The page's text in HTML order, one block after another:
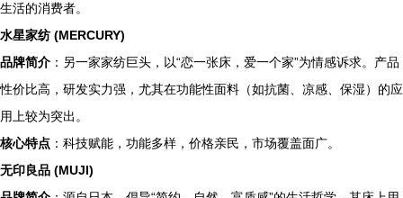
生活的消费者。
水星家纺 (MERCURY)
品牌简介 ：另一家家纺巨头，以“恋一张床，爱一个家”为情感诉求。产品
性价比高，研发实力强，尤其在功能性面料（如抗菌、凉感、保湿）的应
用上较为突出。
核心特点 ：科技赋能，功能多样，价格亲民，市场覆盖面广。
无印良品 (MUJI)